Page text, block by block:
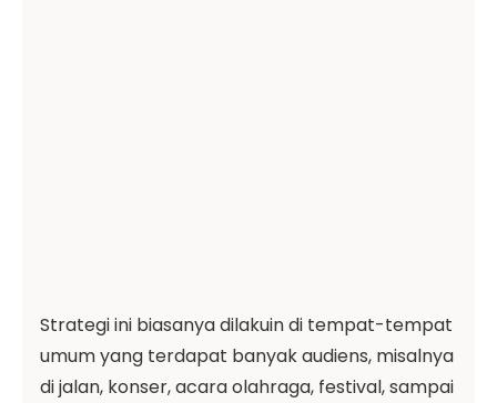
Strategi ini biasanya dilakuin di tempat-tempat
umum yang terdapat banyak audiens, misalnya
di jalan, konser, acara olahraga, festival, sampai